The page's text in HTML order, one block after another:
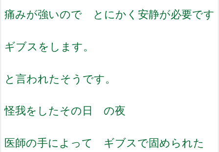
痛みが強いので とにかく安静が必要です
ギブスをします。
と言われたそうです。
怪我をしたその日 の夜
医師の手によって ギブスで固められた